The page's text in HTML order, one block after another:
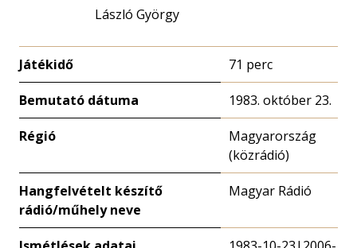
László György
Játékidő 71 perc
Bemutató dátuma 1983. október 23.
Régió
Magyarország
(közrádió)
Hangfelvételt készítő
rádió/műhely neve
Magyar Rádió